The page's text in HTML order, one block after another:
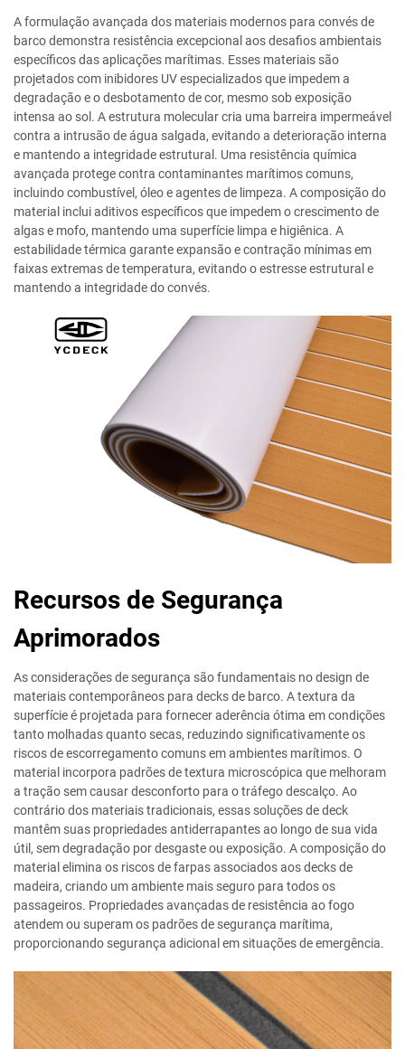
A formulação avançada dos materiais modernos para convés de
barco demonstra resistência excepcional aos desafios ambientais
específicos das aplicações marítimas. Esses materiais são
projetados com inibidores UV especializados que impedem a
degradação e o desbotamento de cor, mesmo sob exposição
intensa ao sol. A estrutura molecular cria uma barreira impermeável
contra a intrusão de água salgada, evitando a deterioração interna
e mantendo a integridade estrutural. Uma resistência química
avançada protege contra contaminantes marítimos comuns,
incluindo combustível, óleo e agentes de limpeza. A composição do
material inclui aditivos específicos que impedem o crescimento de
algas e mofo, mantendo uma superfície limpa e higiênica. A
estabilidade térmica garante expansão e contração mínimas em
faixas extremas de temperatura, evitando o estresse estrutural e
mantendo a integridade do convés.
Recursos de Segurança
Aprimorados
As considerações de segurança são fundamentais no design de
materiais contemporâneos para decks de barco. A textura da
superfície é projetada para fornecer aderência ótima em condições
tanto molhadas quanto secas, reduzindo significativamente os
riscos de escorregamento comuns em ambientes marítimos. O
material incorpora padrões de textura microscópica que melhoram
a tração sem causar desconforto para o tráfego descalço. Ao
contrário dos materiais tradicionais, essas soluções de deck
mantêm suas propriedades antiderrapantes ao longo de sua vida
útil, sem degradação por desgaste ou exposição. A composição do
material elimina os riscos de farpas associados aos decks de
madeira, criando um ambiente mais seguro para todos os
passageiros. Propriedades avançadas de resistência ao fogo
atendem ou superam os padrões de segurança marítima,
proporcionando segurança adicional em situações de emergência.